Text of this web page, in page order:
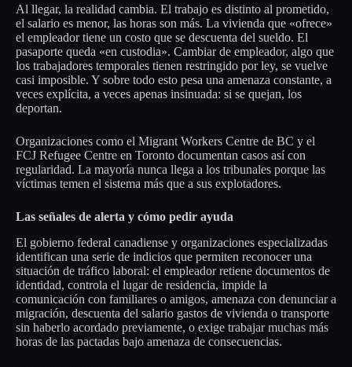
Al llegar, la realidad cambia. El trabajo es distinto al prometido,
el salario es menor, las horas son más. La vivienda que «ofrece»
el empleador tiene un costo que se descuenta del sueldo. El
pasaporte queda «en custodia». Cambiar de empleador, algo que
los trabajadores temporales tienen restringido por ley, se vuelve
casi imposible. Y sobre todo esto pesa una amenaza constante, a
veces explícita, a veces apenas insinuada: si se quejan, los
deportan.
Organizaciones como el Migrant Workers Centre de BC y el
FCJ Refugee Centre en Toronto documentan casos así con
regularidad. La mayoría nunca llega a los tribunales porque las
víctimas temen el sistema más que a sus explotadores.
Las señales de alerta y cómo pedir ayuda
El gobierno federal canadiense y organizaciones especializadas
identifican una serie de indicios que permiten reconocer una
situación de tráfico laboral: el empleador retiene documentos de
identidad, controla el lugar de residencia, impide la
comunicación con familiares o amigos, amenaza con denunciar a
migración, descuenta del salario gastos de vivienda o transporte
sin haberlo acordado previamente, o exige trabajar muchas más
horas de las pactadas bajo amenaza de consecuencias.